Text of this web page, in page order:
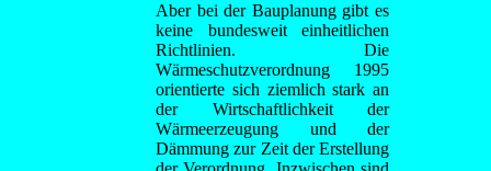
Aber bei der Bauplanung gibt es
keine bundesweit einheitlichen
Richtlinien. Die
Wärmeschutzverordnung 1995
orientierte sich ziemlich stark an
der Wirtschaftlichkeit der
Wärmeerzeugung und der
Dämmung zur Zeit der Erstellung